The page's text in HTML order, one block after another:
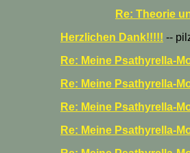
Re: Theorie
Herzlichen Dank!!!!! --
Re: Meine Psathyrella-
Re: Meine Psathyrella-
Re: Meine Psathyrella-
Re: Meine Psathyrella-